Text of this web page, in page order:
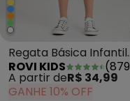
Regata Básica Infantil
Menina Azul
ROVI KIDS (879
A partir deR$ 34,99
GANHE 10% OFF